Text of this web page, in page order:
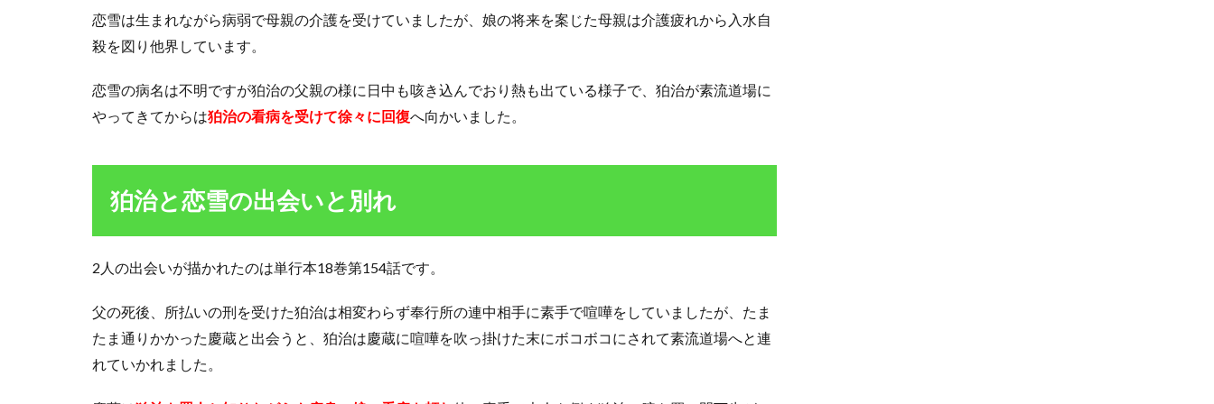
キ
ツ
学
狛
治
雪
結
婚
し
て
る
恋雪は生まれながら病弱で母親の介護を受けていましたが、娘の将来を案じた母親は介護疲れから入水自
殺を図り他界しています。
恋雪の病名は不明ですが狛治の父親の様に日中も咳き込んでおり熱も出ている様子で、狛治が素流道場に
やってきてからは狛治の看病を受けて徐々に回復へ向かいました。
狛治と恋雪の出会いと別れ
2人の出会いが描かれたのは単行本18巻第154話です。
父の死後、所払いの刑を受けた狛治は相変わらず奉行所の連中相手に素手で喧嘩をしていましたが、たま
たま通りかかった慶蔵と出会うと、狛治は慶蔵に喧嘩を吹っ掛けた末にボコボコにされて素流道場へと連
れていかれました。